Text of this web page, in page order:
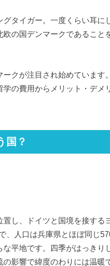
タイガー。一度くらい耳に
の国デンマークであること
クが注目され始めています
の費用からメリット・デメ
国？
し、ドイツと国境を接する
、人口は兵庫県とほぼ同じ
平地です。四季がはっきり
影響で緯度のわりには温暖